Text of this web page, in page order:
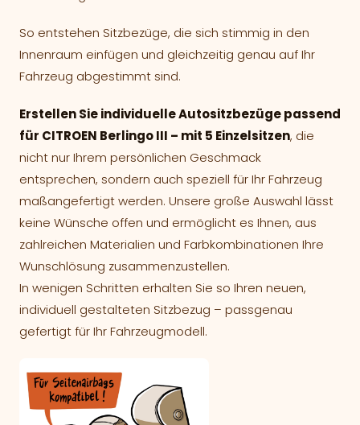
So entstehen Sitzbezüge, die sich stimmig in den
Innenraum einfügen und gleichzeitig genau auf Ihr
Fahrzeug abgestimmt sind.
Erstellen Sie individuelle Autositzbezüge passend
für CITROEN Berlingo III – mit 5 Einzelsitzen, die
nicht nur Ihrem persönlichen Geschmack
entsprechen, sondern auch speziell für Ihr Fahrzeug
maßangefertigt werden. Unsere große Auswahl lässt
keine Wünsche offen und ermöglicht es Ihnen, aus
zahlreichen Materialien und Farbkombinationen Ihre
Wunschlösung zusammenzustellen.
In wenigen Schritten erhalten Sie so Ihren neuen,
individuell gestalteten Sitzbezug – passgenau
gefertigt für Ihr Fahrzeugmodell.